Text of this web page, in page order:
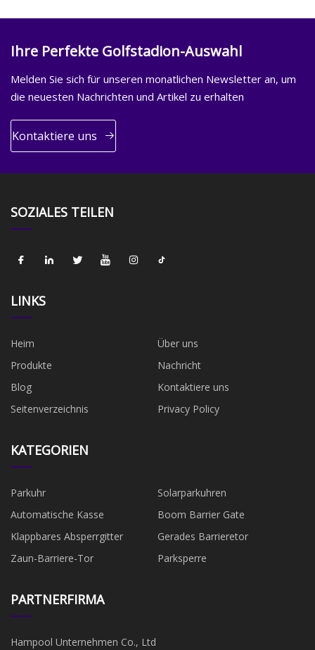
Ihre Perfekte Golfstadion-Auswahl
Melden Sie sich für unseren monatlichen Newsletter an, um
die neuesten Nachrichten und Artikel zu erhalten
Kontaktiere uns
SOZIALES TEILEN
LINKS
Heim
Über uns
Produkte
Nachricht
Blog
Kontaktiere uns
Seitenverzeichnis
Privacy Policy
KATEGORIEN
Parkuhr
Solarparkuhren
Automatische Kasse
Boom Barrier Gate
Klappbares Absperrgitter
Gerades Barrieretor
Zaun-Barriere-Tor
Parksperre
PARTNERFIRMA
Hampool Unternehmen Co., Ltd